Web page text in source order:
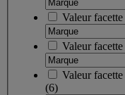
Valeur facette
Valeur facette
Valeur facette
(6)